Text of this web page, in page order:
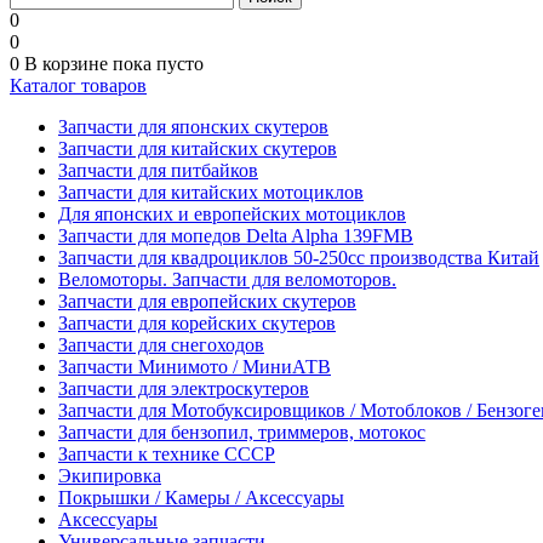
0
0
0 В корзине пока пусто
Каталог товаров
Запчасти для японских скутеров
Запчасти для китайских скутеров
Запчасти для питбайков
Запчасти для китайских мотоциклов
Для японских и европейских мотоциклов
Запчасти для мопедов Delta Alpha 139FMB
Запчасти для квадроциклов 50-250сс производства Китай
Веломоторы. Запчасти для веломоторов.
Запчасти для европейских скутеров
Запчасти для корейских скутеров
Запчасти для снегоходов
Запчасти Минимото / МиниАТВ
Запчасти для электроскутеров
Запчасти для Мотобуксировщиков / Мотоблоков /
Запчасти для бензопил, триммеров, мотокос
Запчасти к технике СССР
Экипировка
Покрышки / Камеры / Аксессуары
Аксессуары